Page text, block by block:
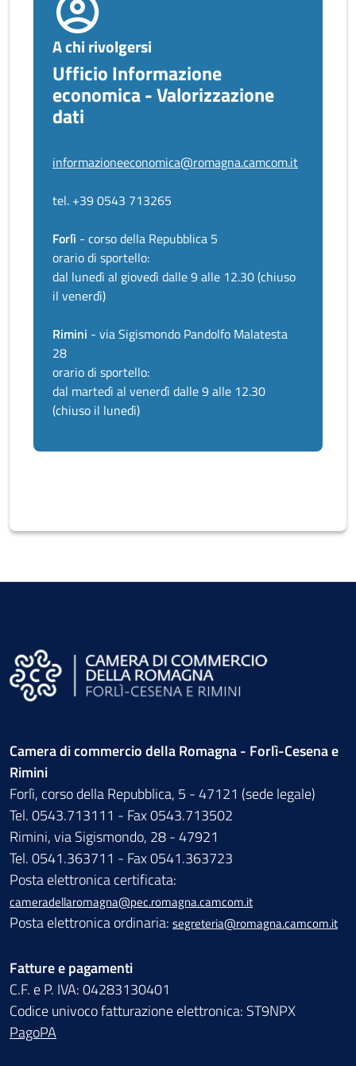
A chi rivolgersi
Ufficio Informazione
economica - Valorizzazione
dati
informazioneeconomica@romagna.camcom.it
tel. +39 0543 713265
Forlì - corso della Repubblica 5
orario di sportello:
dal lunedì al giovedì dalle 9 alle 12.30 (chiuso
il venerdì)
Rimini - via Sigismondo Pandolfo Malatesta
28
orario di sportello:
dal martedì al venerdì dalle 9 alle 12.30
(chiuso il lunedì)
Camera di commercio della Romagna - Forlì-Cesena e
Rimini
Forlì, corso della Repubblica, 5 - 47121 (sede legale)
Tel. 0543.713111 - Fax 0543.713502
Rimini, via Sigismondo, 28 - 47921
Tel. 0541.363711 - Fax 0541.363723
Posta elettronica certificata:
cameradellaromagna@pec.romagna.camcom.it
Posta elettronica ordinaria: segreteria@romagna.camcom.it
Fatture e pagamenti
C.F. e P. IVA: 04283130401
Codice univoco fatturazione elettronica: ST9NPX
PagoPA